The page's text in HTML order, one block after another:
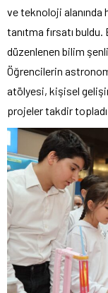
ve teknoloji alanında
tanıtma fırsatı
düzenlenen bilim
Öğrencilerin
atölyesi, kişisel
projeler takdir